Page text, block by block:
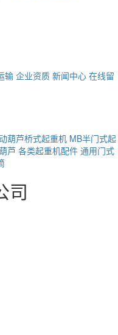
输企业资质 新闻中心 在线留
葫芦桥式起重机 MB半门式起
芦 各类起重机配件 通用门式
司